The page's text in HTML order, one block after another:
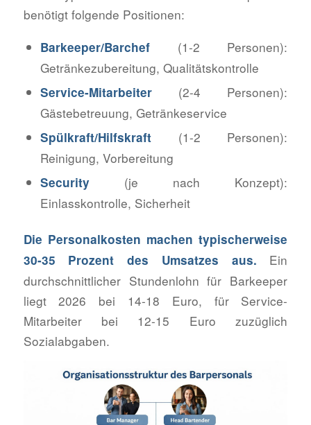
benötigt folgende Positionen:
Barkeeper/Barchef(1-2 Personen):
Getränkezubereitung, Qualitätskontrolle
Service-Mitarbeiter(2-4 Personen):
Gästebetreuung, Getränkeservice
Spülkraft/Hilfskraft(1-2 Personen):
Reinigung, Vorbereitung
Security(je nach Konzept):
Einlasskontrolle, Sicherheit
Die Personalkosten machen typischerweise
30-35 Prozent des Umsatzes aus. Ein
durchschnittlicher Stundenlohn für Barkeeper
liegt 2026 bei 14-18 Euro, für Service-
Mitarbeiter bei 12-15 Euro zuzüglich
Sozialabgaben.